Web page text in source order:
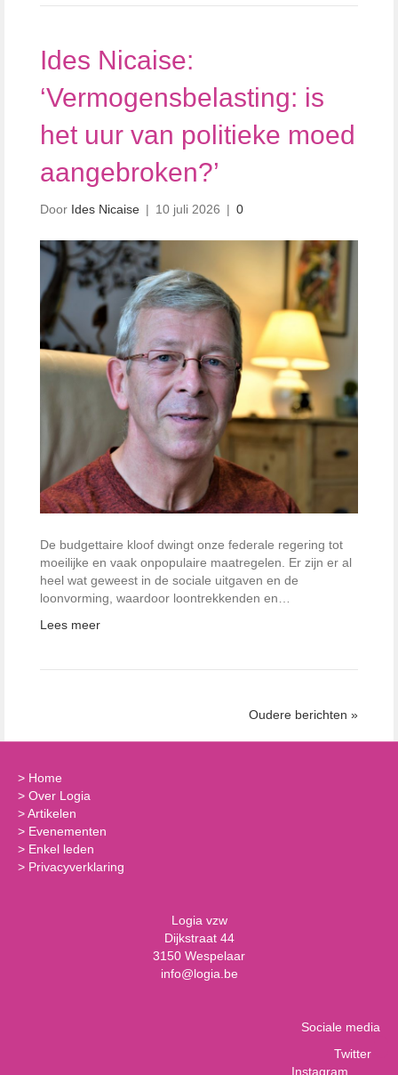
Ides Nicaise:
‘Vermogensbelasting: is
het uur van politieke moed
aangebroken?’
Door Ides Nicaise | 10 juli 2026 | 0
De budgettaire kloof dwingt onze federale regering tot
moeilijke en vaak onpopulaire maatregelen. Er zijn er al
heel wat geweest in de sociale uitgaven en de
loonvorming, waardoor loontrekkenden en…
Lees meer
Oudere berichten »
> Home
> Over Logia
>Artikelen
> Evenementen
> Enkel leden
> Privacyverklaring
Logia vzw
Dijkstraat 44
3150 Wespelaar
info@logia.be
Sociale media
Twitter
Instagram